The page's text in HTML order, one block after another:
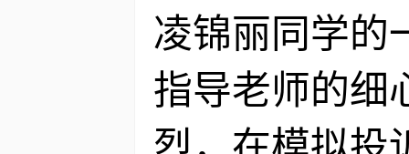
凌锦丽同学的
指导老师的细